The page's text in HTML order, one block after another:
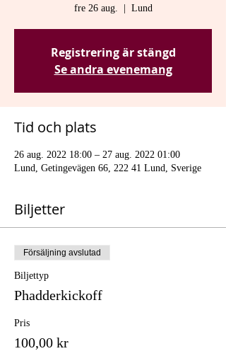
fre 26 aug. Lund
Registrering är stängd
Se andra evenemang
Tid och plats
26 aug. 2022 18:00 – 27 aug. 2022 01:00
Lund, Getingevägen 66, 222 41 Lund, Sverige
Biljetter
Försäljning avslutad
Biljettyp
Phadderkickoff
Pris
100,00 kr